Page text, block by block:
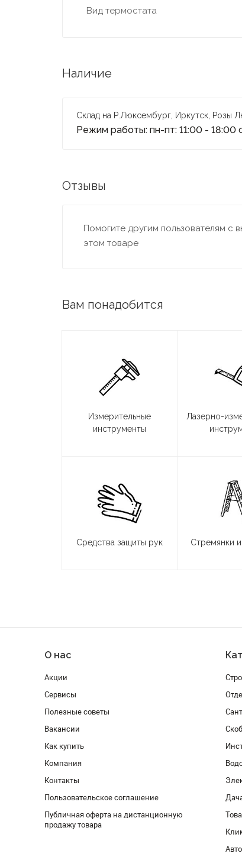
Вид термостата
Наличие
Склад на Р.Люксембург, Иркутск, Розы
Режим работы: пн-пт: 11:00 - 18:00
Отзывы
Помогите другим пользователям
этом товаре
Вам понадобится
Измерительные
инструменты
Лазерно-
Средства защиты рук Стремянки
О нас
Акции
Сервисы
Полезные советы
Вакансии
Как купить
Компания
Контакты
Пользовательское соглашение
Публичная оферта на дистанционную
продажу товара